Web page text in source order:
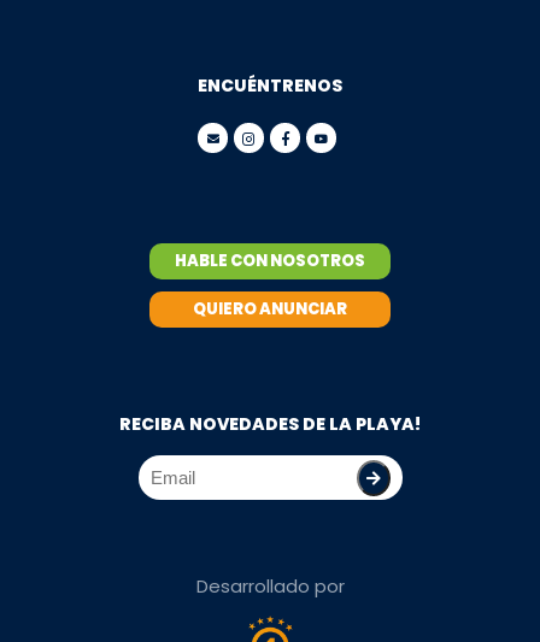
ENCUÉNTRENOS
HABLE CON NOSOTROS
QUIERO ANUNCIAR
RECIBA NOVEDADES DE LA PLAYA!
Desarrollado por